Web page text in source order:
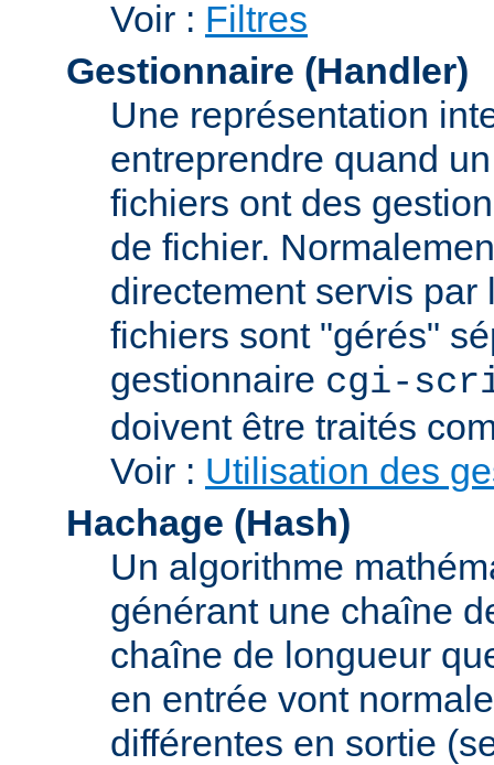
Voir : Filtres
Gestionnaire (Handler)
Une représentation
entreprendre quand
fichiers ont des
de fichier.
directement servis par
fichiers sont "gérés"
gestionnaire cgi-
doivent être traités
Voir : Utilisation des
Hachage (Hash)
Un algorithme
générant une chaîne
chaîne de longueur
en entrée vont
différentes en sortie